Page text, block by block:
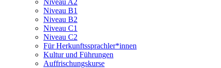
Niveau B1
Niveau B2
Niveau C1
Niveau C2
Für Herkunftssprachler*innen
Kultur und Führungen
Auffrischungskurse